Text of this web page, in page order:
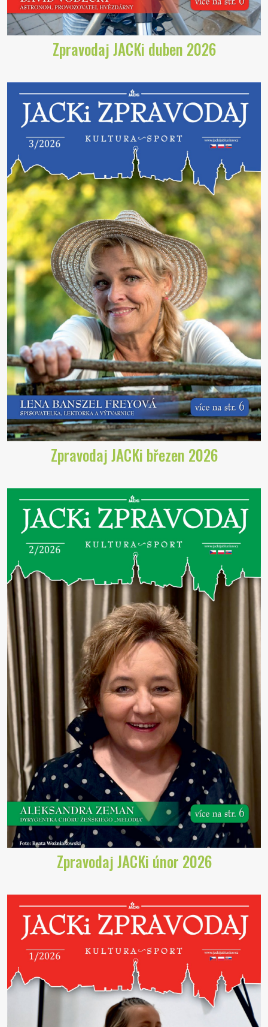
Zpravodaj JACKi duben 2026
Zpravodaj JACKi březen 2026
Zpravodaj JACKi únor 2026